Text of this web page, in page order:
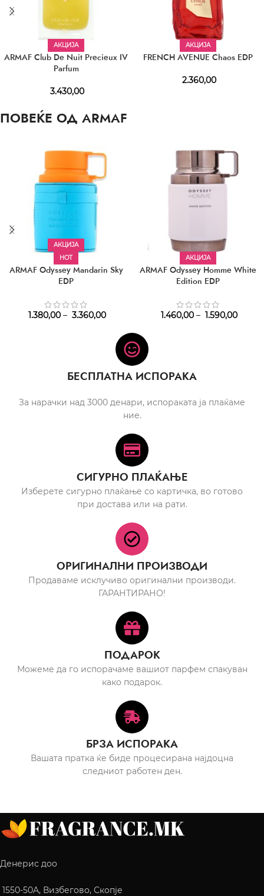
АКЦИЈА
ARMAF Club De Nuit Precieux IV
Parfum
3.430,00
АКЦИЈА
FRENCH AVENUE Chaos EDP
2.360,00
ПОВЕЌЕ ОД ARMAF
АКЦИЈА
HOT
ARMAF Odyssey Mandarin Sky
EDP
1.380,00 – 3.360,00
АКЦИЈА
ARMAF Odyssey Homme White
Edition EDP
1.460,00 – 1.590,00
БЕСПЛАТНА ИСПОРАКА
За нарачки над 3000 денари, испораката ја плаќаме
ние.
СИГУРНО ПЛАЌАЊЕ
Изберете сигурно плаќање со картичка, во готово
при достава или на рати.
ОРИГИНАЛНИ ПРОИЗВОДИ
Продаваме исклучиво оригинални производи.
ГАРАНТИРАНО!
ПОДАРОК
Можеме да го испорачаме вашиот парфем спакуван
како подарок.
БРЗА ИСПОРАКА
Вашата пратка ќе биде процесирана најдоцна
следниот работен ден.
Денерис доо
1550-50A, Визбегово, Скопје